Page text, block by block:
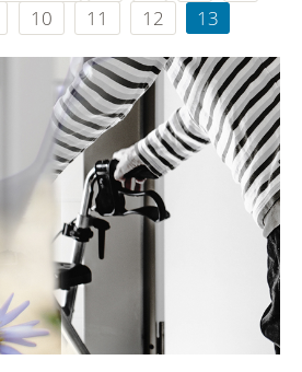
10 11 12 13